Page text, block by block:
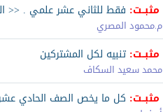
مثبــت: فقط للثاني عشر علمي . <<
م.محمود المصري
مثبــت: تنبيه لكل المشتركين
محمد سعيد السكاف
مثبــت: كل ما يخص الصف الحادي